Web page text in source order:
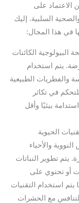
الاعتماد على
والصحية السلبية. إليك
في هذا المجال:
البيولوجية الكائنات
يتم استخدام
والفطريات الطبيعية
في تكاثر
بيئيًا وأقل
الحيوية
والأحياء
يتم تطوير النباتات
أو تحتوي على
استخدام التقنيات
للتنافس مع الحشرات